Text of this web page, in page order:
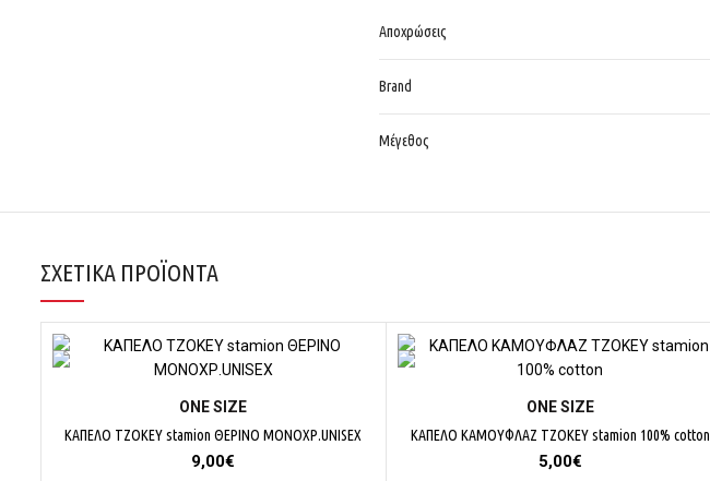
Αποχρώσεις
Brand
Μέγεθος
ΣΧΕΤΙΚΆ ΠΡΟΪΌΝΤΑ
ΕΠΙΛΟΓΉ
ΟΝΕ SΙΖΕ
ΚΑΠΕΛΟ ΤΖΟΚΕΥ stamion ΘΕΡΙΝΟ ΜΟΝΟΧΡ.UNISEX
9,00€
ΕΠΙΛΟΓΉ
ΟΝΕ SΙΖΕ
ΚΑΠΕΛΟ ΚΑΜΟΥΦΛΑΖ ΤΖΟΚΕΥ stamion 100% cotton
5,00€